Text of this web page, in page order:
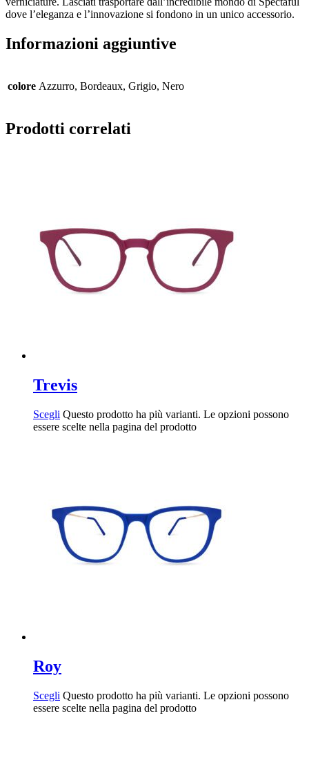
dove l’eleganza e l’innovazione si fondono in un unico accessorio.
Informazioni aggiuntive
colore Azzurro, Bordeaux, Grigio, Nero
Prodotti correlati
Trevis
Scegli Questo prodotto ha più varianti. Le opzioni possono
essere scelte nella pagina del prodotto
Roy
Scegli Questo prodotto ha più varianti. Le opzioni possono
essere scelte nella pagina del prodotto